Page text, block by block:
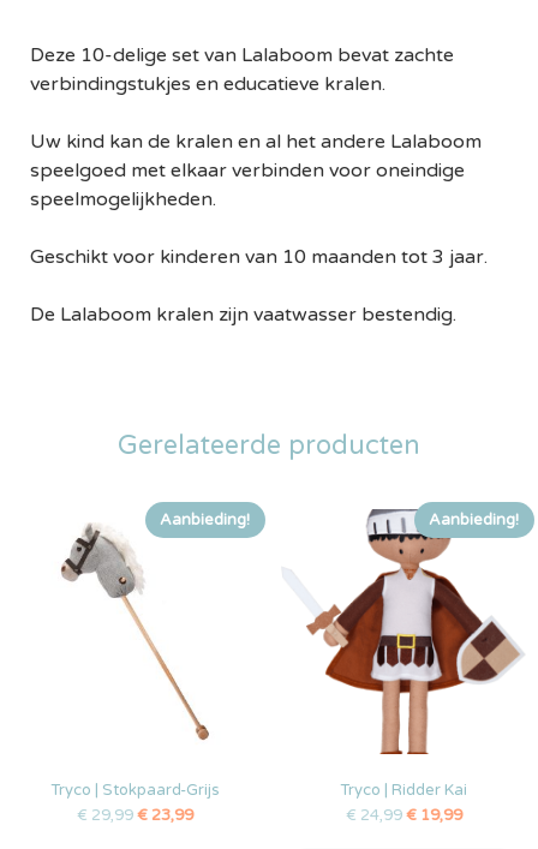
Deze 10-delige set van Lalaboom bevat zachte
verbindingstukjes en educatieve kralen.
Uw kind kan de kralen en al het andere Lalaboom
speelgoed met elkaar verbinden voor oneindige
speelmogelijkheden.
Geschikt voor kinderen van 10 maanden tot 3 jaar.
De Lalaboom kralen zijn vaatwasser bestendig.
Gerelateerde producten
Aanbieding!
Tryco | Stokpaard-Grijs
€ 29,99 €23,99
Aanbieding!
Tryco | Ridder Kai
€ 24,99 €19,99